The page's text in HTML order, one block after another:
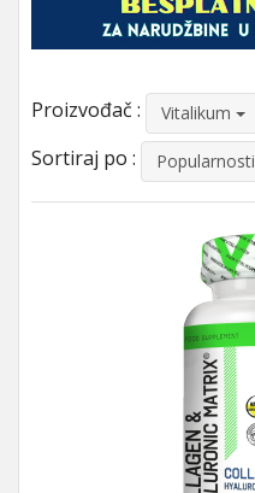
Proizvođač : Vitalikum
Sortiraj po : Popularnosti